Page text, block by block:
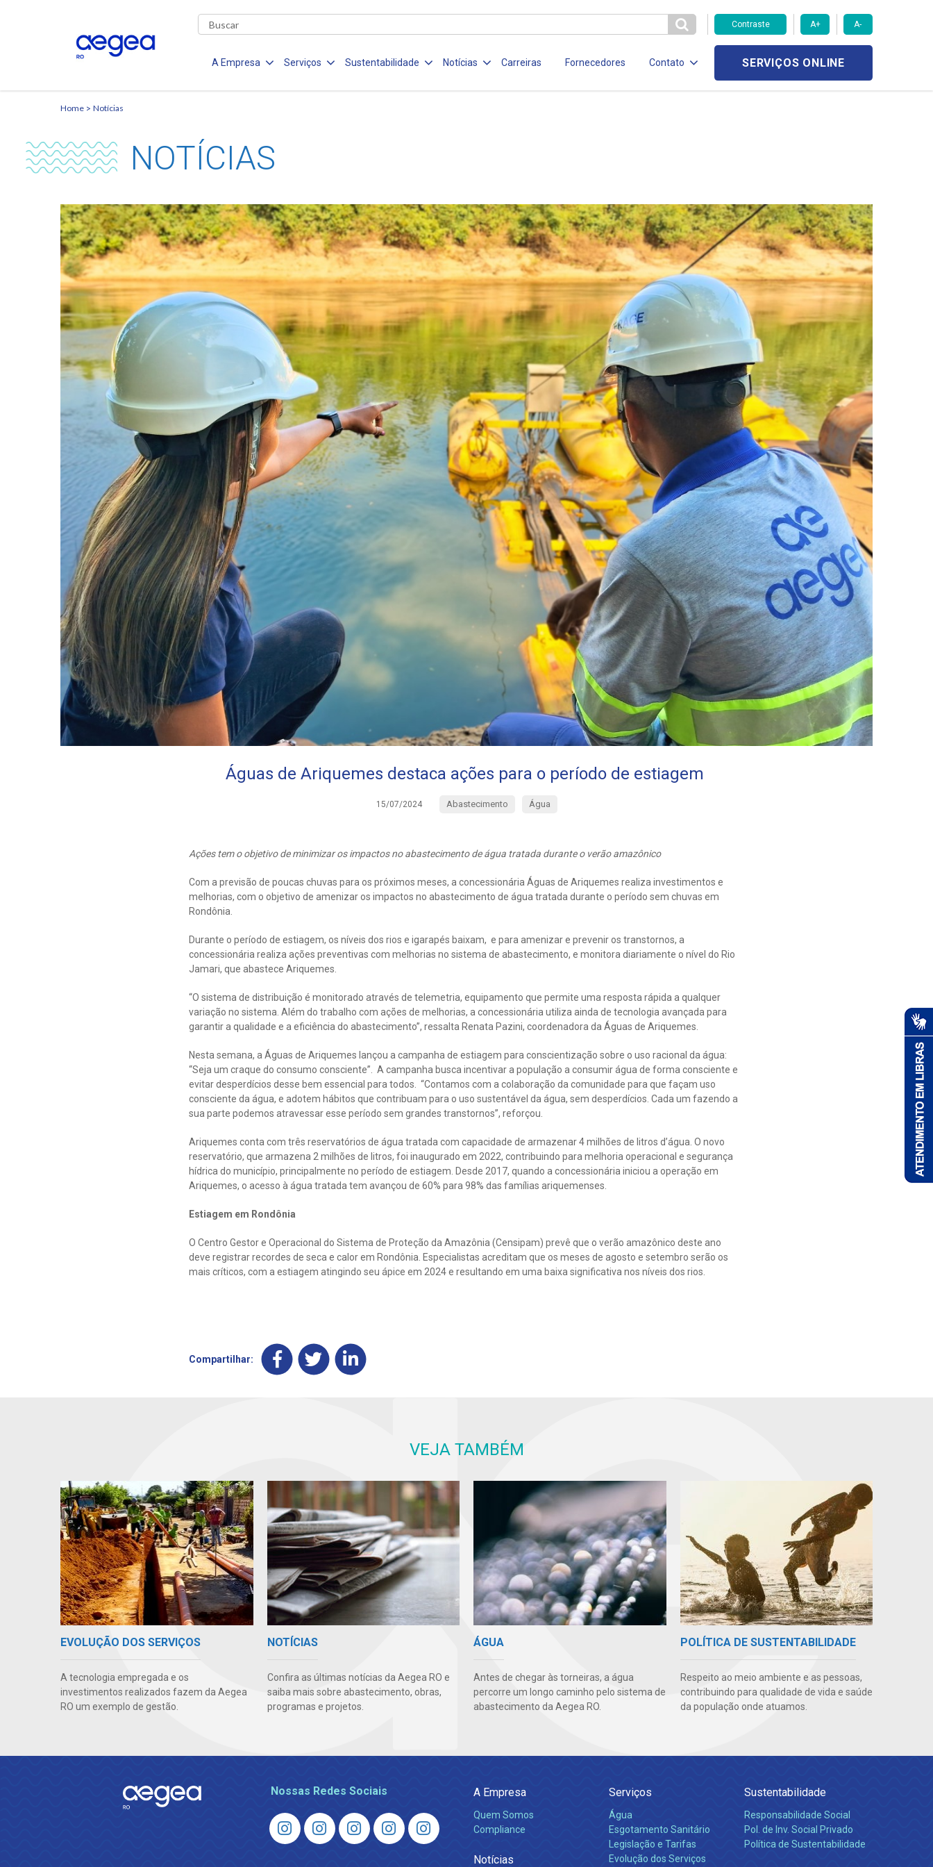
Contraste A+ A-
A Empresa Serviços Sustentabilidade Notícias Carreiras Fornecedores Contato SERVIÇOS ONLINE
Home Notícias
NOTÍCIAS
Águas de Ariquemes destaca ações para o período de estiagem
15/07/2024 Abastecimento Água
Ações tem o objetivo de minimizar os impactos no abastecimento de água tratada durante o verão amazônico
Com a previsão de poucas chuvas para os próximos meses, a concessionária Águas de Ariquemes realiza investimentos e
melhorias, com o objetivo de amenizar os impactos no abastecimento de água tratada durante o período sem chuvas em
Rondônia.
Durante o período de estiagem, os níveis dos rios e igarapés baixam, e para amenizar e prevenir os transtornos, a
concessionária realiza ações preventivas com melhorias no sistema de abastecimento, e monitora diariamente o nível do Rio
Jamari, que abastece Ariquemes.
“O sistema de distribuição é monitorado através de telemetria, equipamento que permite uma resposta rápida a qualquer
variação no sistema. Além do trabalho com ações de melhorias, a concessionária utiliza ainda de tecnologia avançada para
garantir a qualidade e a eficiência do abastecimento”, ressalta Renata Pazini, coordenadora da Águas de Ariquemes.
Nesta semana, a Águas de Ariquemes lançou a campanha de estiagem para conscientização sobre o uso racional da água:
“Seja um craque do consumo consciente”. A campanha busca incentivar a população a consumir água de forma consciente e
evitar desperdícios desse bem essencial para todos. “Contamos com a colaboração da comunidade para que façam uso
consciente da água, e adotem hábitos que contribuam para o uso sustentável da água, sem desperdícios. Cada um fazendo a
sua parte podemos atravessar esse período sem grandes transtornos”, reforçou.
Ariquemes conta com três reservatórios de água tratada com capacidade de armazenar 4 milhões de litros d’água. O novo
reservatório, que armazena 2 milhões de litros, foi inaugurado em 2022, contribuindo para melhoria operacional e segurança
hídrica do município, principalmente no período de estiagem. Desde 2017, quando a concessionária iniciou a operação em
Ariquemes, o acesso à água tratada tem avançou de 60% para 98% das famílias ariquemenses.
Estiagem em Rondônia
O Centro Gestor e Operacional do Sistema de Proteção da Amazônia (Censipam) prevê que o verão amazônico deste ano
deve registrar recordes de seca e calor em Rondônia. Especialistas acreditam que os meses de agosto e setembro serão os
mais críticos, com a estiagem atingindo seu ápice em 2024 e resultando em uma baixa significativa nos níveis dos rios.
Compartilhar:
VEJA TAMBÉM
EVOLUÇÃO DOS SERVIÇOS
A tecnologia empregada e os
investimentos realizados fazem da Aegea
RO um exemplo de gestão.
NOTÍCIAS
Confira as últimas notícias da Aegea RO e
saiba mais sobre abastecimento, obras,
programas e projetos.
ÁGUA
Antes de chegar às torneiras, a água
percorre um longo caminho pelo sistema de
abastecimento da Aegea RO.
POLÍTICA DE SUSTENTABILIDADE
Respeito ao meio ambiente e as pessoas,
contribuindo para qualidade de vida e saúde
da população onde atuamos.
Nossas Redes Sociais A Empresa
Quem Somos
Compliance
Notícias
Serviços
Água
Esgotamento Sanitário
Legislação e Tarifas
Evolução dos Serviços
Sustentabilidade
Responsabilidade Social
Pol. de Inv. Social Privado
Política de Sustentabilidade